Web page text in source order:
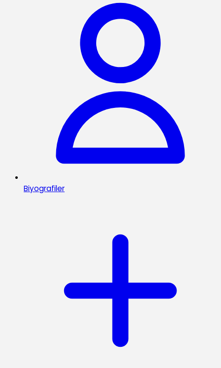
Biyografiler